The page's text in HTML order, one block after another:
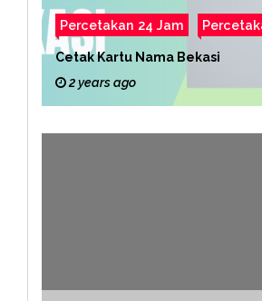
Percetakan 24 Jam
Cetak Kartu Nama Bekasi
2 years ago